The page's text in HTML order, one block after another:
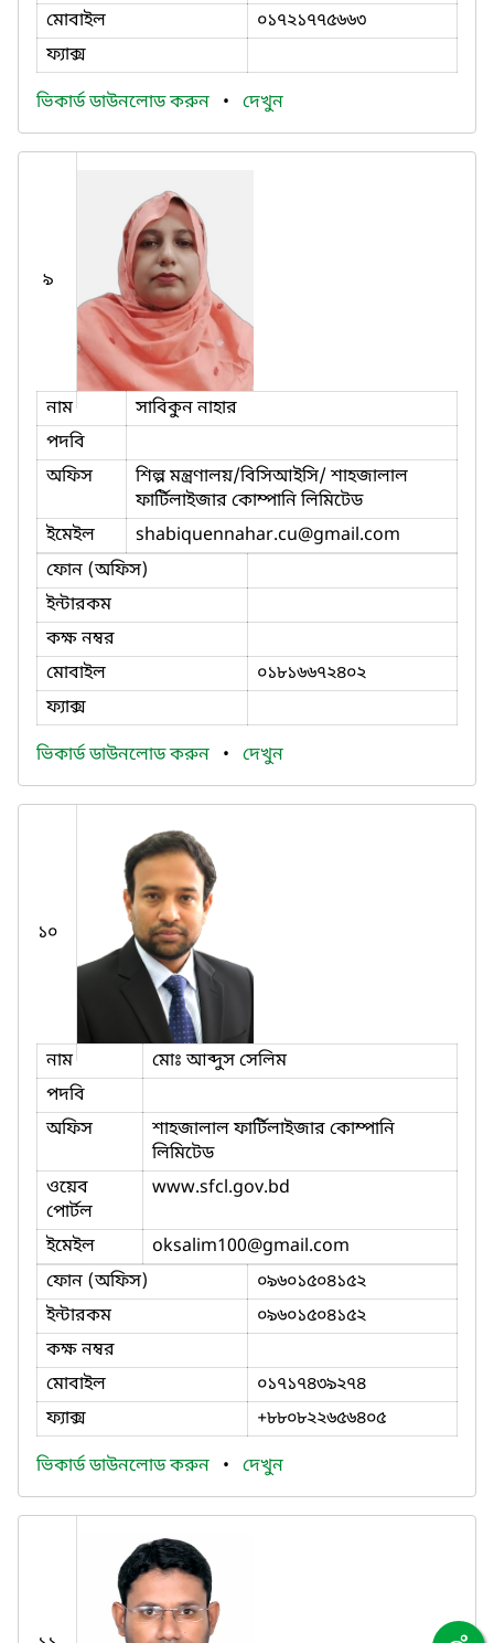
মোবাইল
০১৭২১৭৭৫৬৬৩
ফ্যাক্স
ভিকার্ড ডাউনলোড করুন • দেখুন
৯
নাম
সাবিকুন নাহার
পদবি
অফিস
শিল্প মন্ত্রণালয়/বিসিআইসি/ শাহজালাল
ফার্টিলাইজার কোম্পানি লিমিটেড
ইমেইল
shabiquennahar.cu@gmail.com
ফোন (অফিস)
ইন্টারকম
কক্ষ নম্বর
মোবাইল
০১৮১৬৬৭২৪০২
ফ্যাক্স
ভিকার্ড ডাউনলোড করুন • দেখুন
১০
নাম
মোঃ আব্দুস সেলিম
পদবি
অফিস
শাহজালাল ফার্টিলাইজার কোম্পানি
লিমিটেড
ওয়েব
পোর্টল
www.sfcl.gov.bd
ইমেইল oksalim100@gmail.com
ফোন (অফিস)
০৯৬০১৫০৪১৫২
ইন্টারকম
০৯৬০১৫০৪১৫২
কক্ষ নম্বর
মোবাইল
০১৭১৭৪৩৯২৭৪
ফ্যাক্স
+৮৮০৮২২৬৫৬৪০৫
ভিকার্ড ডাউনলোড করুন • দেখুন